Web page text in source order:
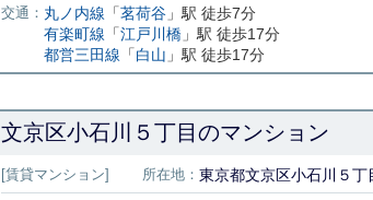
交通： 丸ノ内線 「茗荷谷 」駅 徒歩7分
有楽町線 「江戸川橋 」駅 徒歩17分
都営三田線 「白山 」駅 徒歩17分
文京区小石川５丁目のマンション
[賃貸マンション] 所在地： 東京都文京区小石川５丁